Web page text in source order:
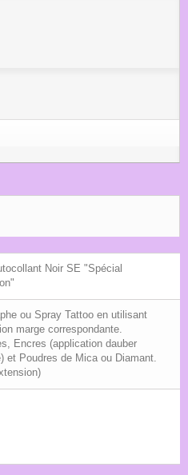
Noir SE "Spécial
ou Spray Tattoo en utilisant
marge correspondante.
Encres (application dauber
et Poudres de Mica ou Diamant.